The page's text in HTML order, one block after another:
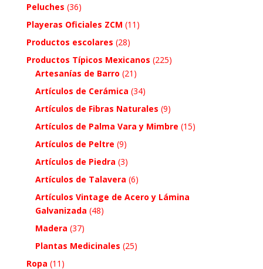
Peluches (36)
Playeras Oficiales ZCM (11)
Productos escolares (28)
Productos Típicos Mexicanos (225)
Artesanías de Barro (21)
Artículos de Cerámica (34)
Artículos de Fibras Naturales (9)
Artículos de Palma Vara y Mimbre (15)
Artículos de Peltre (9)
Artículos de Piedra (3)
Artículos de Talavera (6)
Artículos Vintage de Acero y Lámina
Galvanizada (48)
Madera (37)
Plantas Medicinales (25)
Ropa (11)